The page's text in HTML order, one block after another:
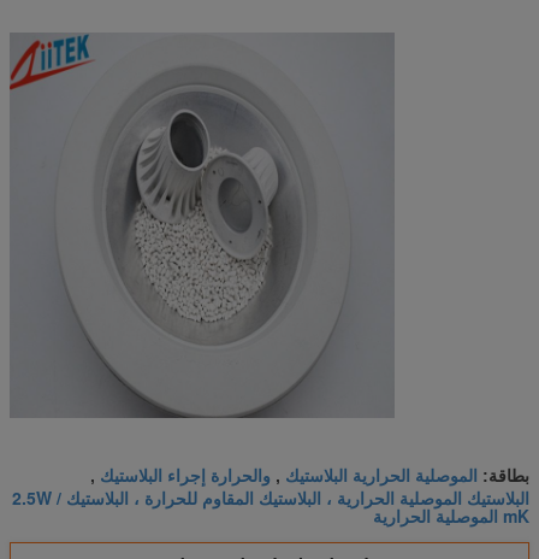
بطاقة: الموصلية الحرارية البلاستيك , والحرارة إجراء البلاستيك ,
البلاستيك الموصلية الحرارية ، البلاستيك المقاوم للحرارة ، البلاستيك 2.5W /
mK الموصلية الحرارية